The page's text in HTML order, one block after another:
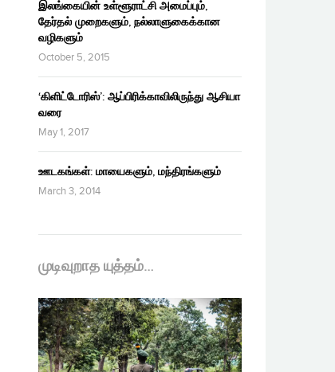
இலங்கையின் உள்ளூராட்சி அமைப்பும்,
தேர்தல் முறைகளும், நல்லாளுகைக்கான
வழிகளும்
October 5, 2015
‘கிளிட்டோரிஸ்’: ஆப்பிரிக்காவிலிருந்து ஆசியா
வரை
May 1, 2017
ஊடகங்கள்: மாயைகளும், மந்திரங்களும்
March 3, 2014
முடிவுறாத யுத்தம்…